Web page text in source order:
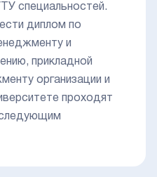
специальностей.
диплом по
и
прикладной
организации и
проходят